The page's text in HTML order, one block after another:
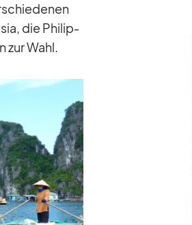
die Phil­ip­
zur Wahl.